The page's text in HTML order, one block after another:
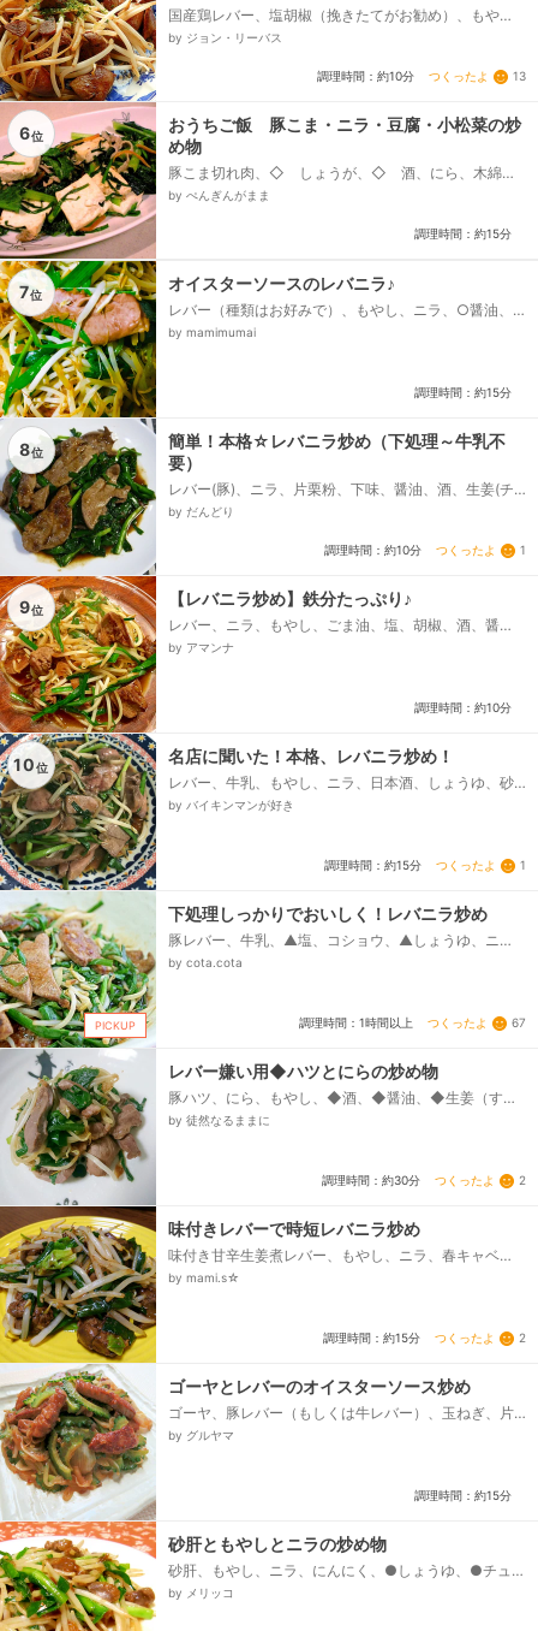
国産鶏レバー、塩胡椒（挽きたてがお勧め）、もや
し、にんにく醤油、炒め用油、あおさ粉
by ジョン・リーバス
調理時間：約10分 つくったよ 13
6位
おうちご飯 豚こま・ニラ・豆腐・小松菜の炒
め物
豚こま切れ肉、◇ しょうが、◇ 酒、にら、木綿豆
腐、人参、小松菜、◎ こしょう、◎ 粉末だし、◎
by ぺんぎんがまま
調理時間：約15分
7位
オイスターソースのレバニラ♪
レバー（種類はお好みで）、もやし、ニラ、○醤油、○
酒、○サラダ油、○しょうがすりおろし、○にんにくす
by mamimumai
調理時間：約15分
8位
簡単！本格☆レバニラ炒め（下処理～牛乳不
要）
レバー(豚)、ニラ、片栗粉、下味、醤油、酒、生姜(チ
ューブ)、たれ、醤油、酒、砂糖、鶏ガラスープの素、
by だんどり
調理時間：約10分 つくったよ 1
9位
【レバニラ炒め】鉄分たっぷり♪
レバー、ニラ、もやし、ごま油、塩、胡椒、酒、醤
油、オイスターソース、豆板醤
by アマンナ
調理時間：約10分
10位
名店に聞いた！本格、レバニラ炒め！
レバー、牛乳、もやし、ニラ、日本酒、しょうゆ、砂
糖、オイスターソース、胡椒、片栗粉、しょうがチュ
by バイキンマンが好き
調理時間：約15分 つくったよ 1
PICKUP
下処理しっかりでおいしく！レバニラ炒め
豚レバー、牛乳、▲塩、コショウ、▲しょうゆ、ニ
ラ、もやし、玉ねぎ、塩、コショウ、●しょうゆ、
by cota.cota
調理時間：1時間以上 つくったよ 67
レバー嫌い用◆ハツとにらの炒め物
豚ハツ、にら、もやし、◆酒、◆醤油、◆生姜（すり
おろし）、☆酒、☆醤油、☆砂糖、☆コショウ、塩、
by 徒然なるままに
調理時間：約30分 つくったよ 2
味付きレバーで時短レバニラ炒め
味付き甘辛生姜煮レバー、もやし、ニラ、春キャベ
ツ、■調味料、香味ペースト、生姜チューブ、胡椒、
by mami.s☆
調理時間：約15分 つくったよ 2
ゴーヤとレバーのオイスターソース炒め
ゴーヤ、豚レバー（もしくは牛レバー）、玉ねぎ、片
栗粉、ごま油、＜下味＞、★しょうゆ、酒、★しょう
by グルヤマ
調理時間：約15分
砂肝ともやしとニラの炒め物
砂肝、もやし、ニラ、にんにく、●しょうゆ、●チュー
ブ生姜、○しょうゆ、○塩、こしょう、サラダ油
by メリッコ